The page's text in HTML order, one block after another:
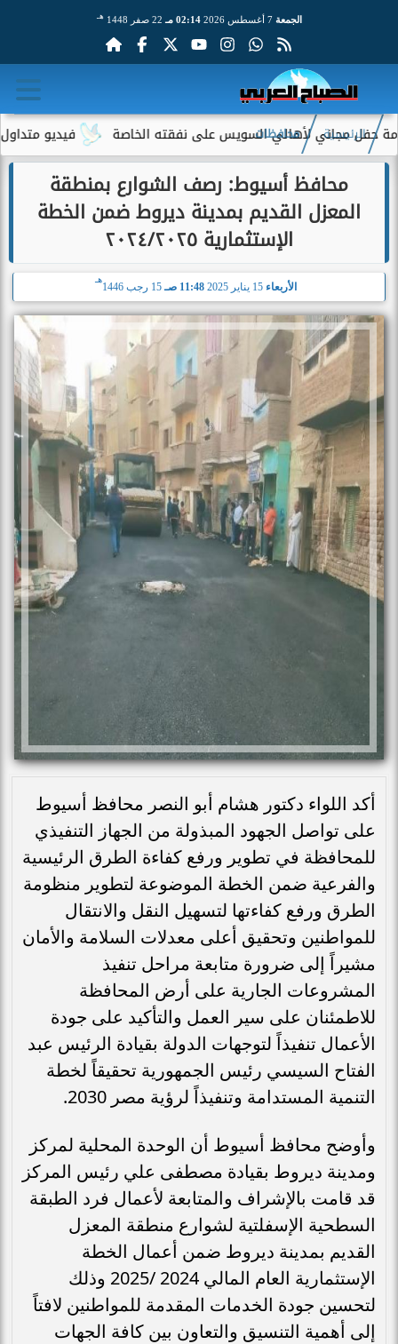
الجمعة 7 أغسطس 2026 02:14 مـ 22 صفر 1448 هـ
فيديو متداول لأهالي السويس على نفقته الخاصة
الرئيسية محافظات
محافظ أسيوط: رصف الشوارع بمنطقة
المعزل القديم بمدينة ديروط ضمن الخطة
الإستثمارية ٢٠٢٤/٢٠٢٥
الأربعاء 15 يناير 2025 11:48 صـ 15 رجب 1446
هـ
أكد اللواء دكتور هشام أبو النصر محافظ أسيوط
على تواصل الجهود المبذولة من الجهاز التنفيذي
للمحافظة في تطوير ورفع كفاءة الطرق الرئيسية
والفرعية ضمن الخطة الموضوعة لتطوير منظومة
الطرق ورفع كفاءتها لتسهيل النقل والانتقال
للمواطنين وتحقيق أعلى معدلات السلامة والأمان
مشيراً إلى ضرورة متابعة مراحل تنفيذ
المشروعات الجارية على أرض المحافظة
للاطمئنان على سير العمل والتأكيد على جودة
الأعمال تنفيذاً لتوجهات الدولة بقيادة الرئيس عبد
الفتاح السيسي رئيس الجمهورية تحقيقاً لخطة
التنمية المستدامة وتنفيذاً لرؤية مصر 2030.
وأوضح محافظ أسيوط أن الوحدة المحلية لمركز
ومدينة ديروط بقيادة مصطفى علي رئيس المركز
قد قامت بالإشراف والمتابعة لأعمال فرد الطبقة
السطحية الإسفلتية لشوارع منطقة المعزل
القديم بمدينة ديروط ضمن أعمال الخطة
الإستثمارية العام المالي 2024 /2025 وذلك
لتحسين جودة الخدمات المقدمة للمواطنين لافتاً
إلى أهمية التنسيق والتعاون بين كافة الجهات